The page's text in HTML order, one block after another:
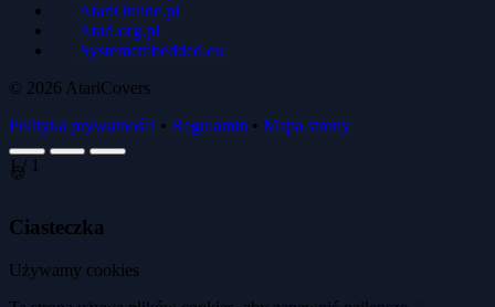
AtariOnline.pl
Atari.org.pl
Systemembedded.eu
© 2026 AtariCovers
Polityka prywatności • Regulamin • Mapa strony
1 / 1
🍪
Ciasteczka
Używamy cookies